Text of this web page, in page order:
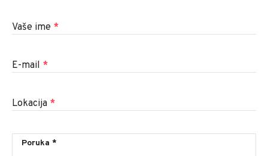
Vaše ime *
E-mail *
Lokacija *